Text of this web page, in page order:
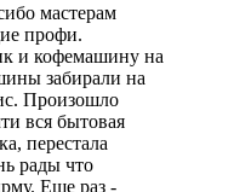
мастерам
профи.
и кофемашину на
забирали на
Произошло
вся бытовая
перестала
рады что
Еще раз -